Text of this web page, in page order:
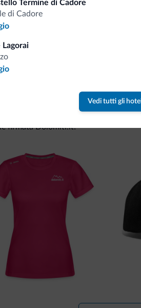
Termine di Cadore
di Cadore
Lagorai
Vedi tutti gli hotel
collezione
firmata Dolomiti.it!